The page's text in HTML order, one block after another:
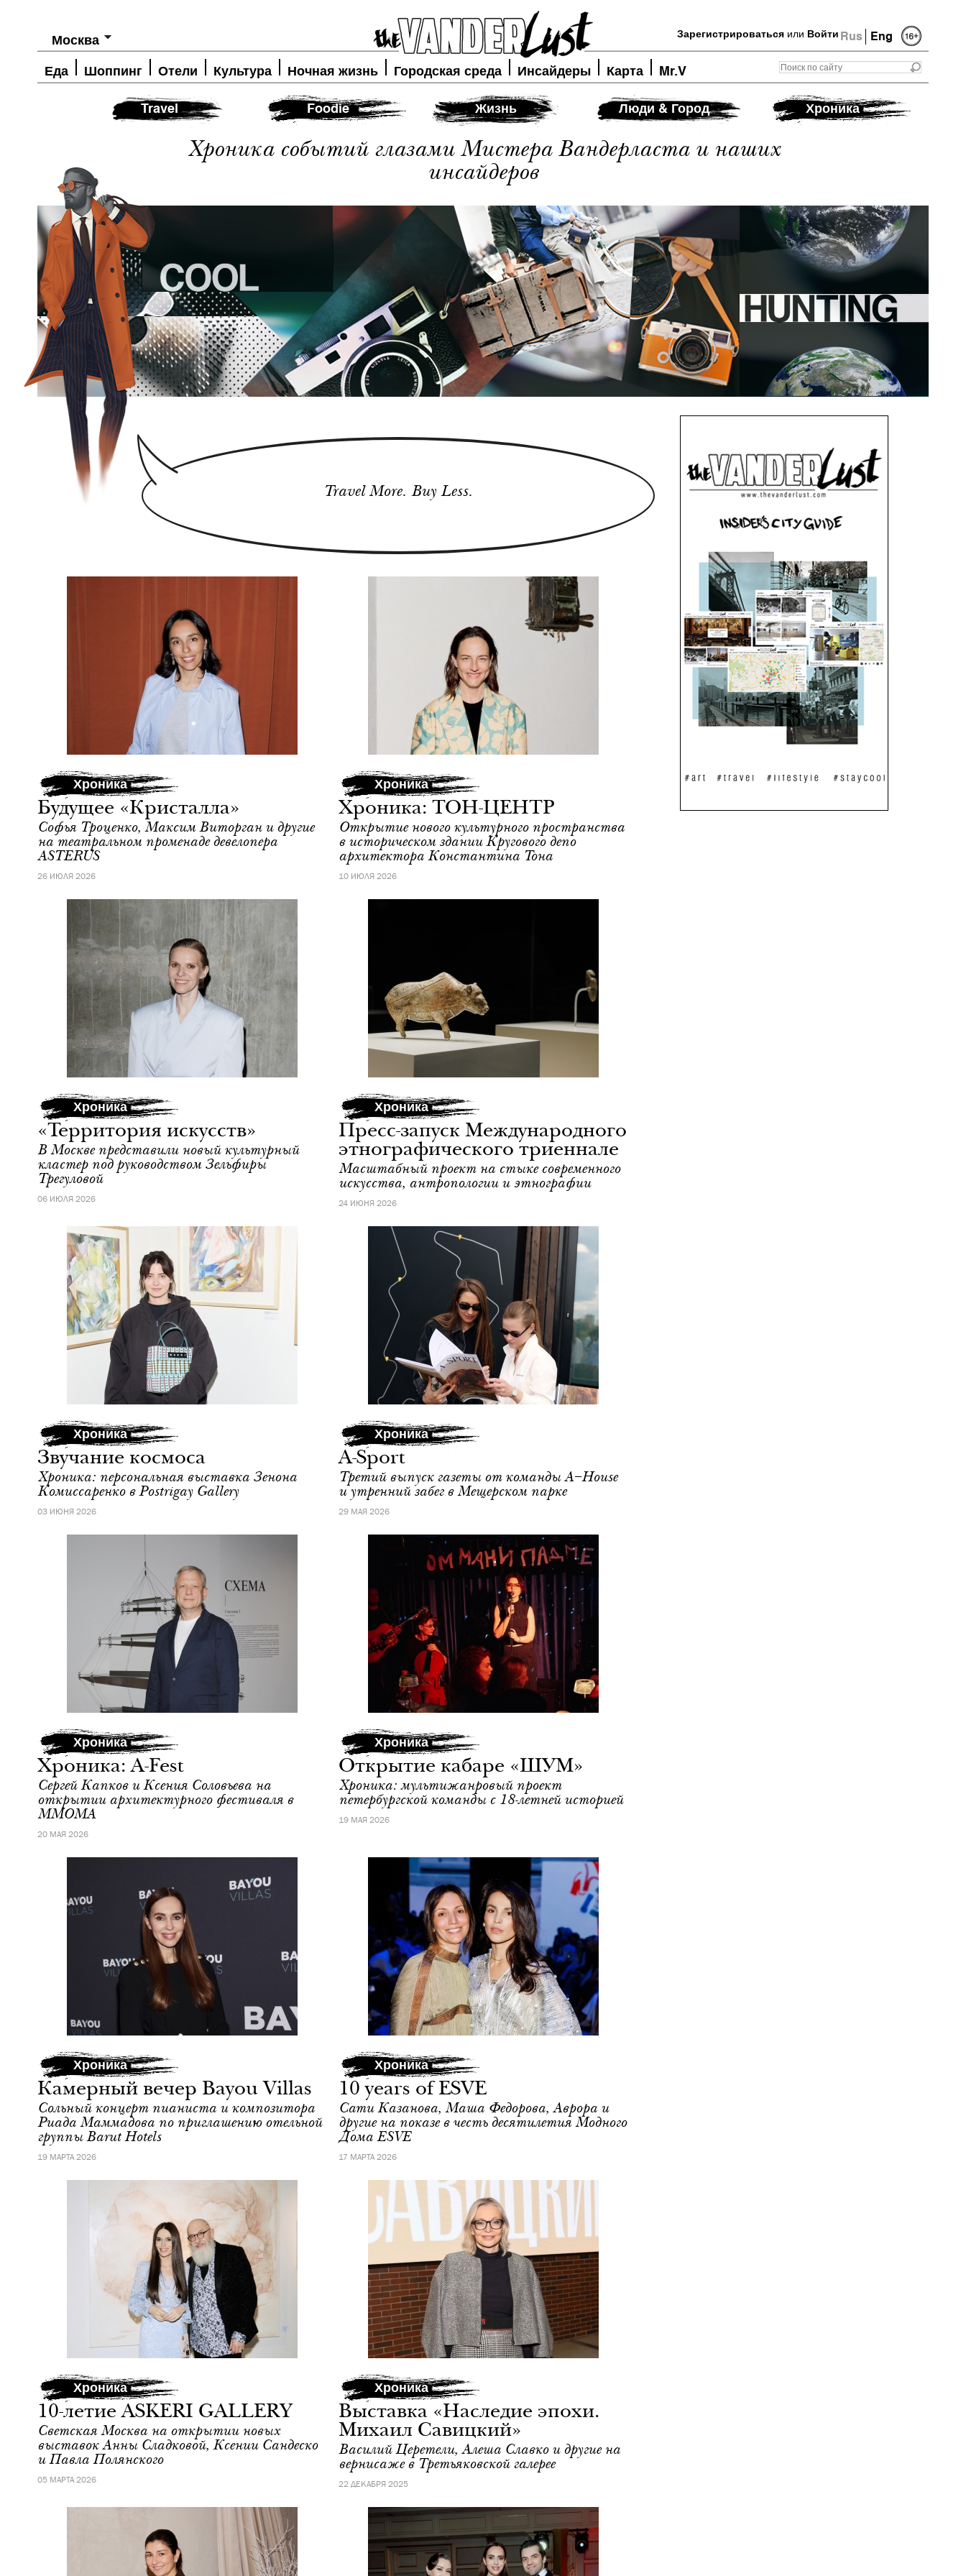
Rus Eng
Зарегистрироваться или Войти
Москва
Еда Шоппинг Отели Культура Ночная жизнь Городская среда Инсайдеры Карта Mr.V
Travel More. Buy Less.
Travel Foodie Жизнь Люди & Город Хроника
Хроника событий глазами Мистера Вандерласта и наших
инсайдеров
Хроника
Будущее «Кристалла»
Софья Троценко, Максим Виторган и другие
на театральном променаде девелопера
ASTERUS
26 ИЮЛЯ 2026
Хроника
Хроника: ТОН-ЦЕНТР
Открытие нового культурного пространства
в историческом здании Кругового депо
архитектора Константина Тона
10 ИЮЛЯ 2026
Хроника
«Территория искусств»
В Москве представили новый культурный
кластер под руководством Зельфиры
Трегуловой
06 ИЮЛЯ 2026
Хроника
Пресс-запуск Международного
этнографического триеннале
Масштабный проект на стыке современного
искусства, антропологии и этнографии
24 ИЮНЯ 2026
Хроника
Звучание космоса
Хроника: персональная выставка Зенона
Комиссаренко в Postrigay Gallery
03 ИЮНЯ 2026
Хроника
A-Sport
Третий выпуск газеты от команды A–House
и утренний забег в Мещерском парке
29 МАЯ 2026
Хроника
Хроника: A-Fest
Сергей Капков и Ксения Соловьева на
открытии архитектурного фестиваля в
ММОМА
20 МАЯ 2026
Хроника
Открытие кабаре «ШУМ»
Хроника: мультижанровый проект
петербургской команды с 18-летней историей
19 МАЯ 2026
Хроника
Камерный вечер Bayou Villas
Сольный концерт пианиста и композитора
Риада Маммадова по приглашению отельной
группы Barut Hotels
19 МАРТА 2026
Хроника
10 years of ESVE
Сати Казанова, Маша Федорова, Аврора и
другие на показе в честь десятилетия Модного
Дома ESVE
17 МАРТА 2026
Хроника
10-летие ASKERI GALLERY
Светская Москва на открытии новых
выставок Анны Сладковой, Ксении Сандеско
и Павла Полянского
05 МАРТА 2026
Хроника
Выставка «Наследие эпохи.
Михаил Савицкий»
Василий Церетели, Алеша Славко и другие на
вернисаже в Третьяковской галерее
22 ДЕКАБРЯ 2025